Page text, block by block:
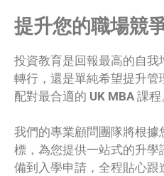
提升您的職場競
投資教育是回報最高的自我
轉行，還是單純希望提升
配對最合適的 UK MBA 課程
我們的專業顧問團隊將根據
標，為您提供一站式的升
備到入學申請，全程貼心跟